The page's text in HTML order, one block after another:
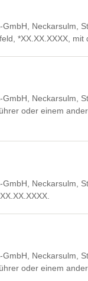
Neckarsulm,
*XX.XX.XXXX,
Neckarsulm,
oder einem
Neckarsulm,
Neckarsulm,
oder einem